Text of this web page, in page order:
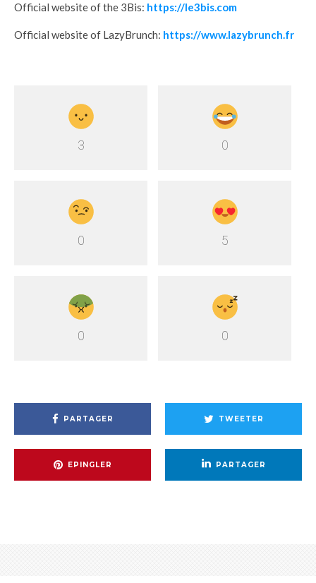
Official website of the 3Bis: https://le3bis.com
Official website of LazyBrunch: https://www.lazybrunch.fr
3 0
0 5
0 0
PARTAGER TWEETER
EPINGLER PARTAGER